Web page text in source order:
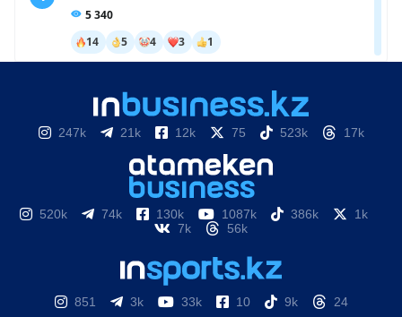
247k 21k 12k 75 523k 17k
520k 74k 130k 1087k 386k
1k
7k
56k
851 3k 33k 10 9k 24